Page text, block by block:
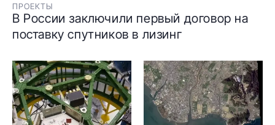
ПРОЕКТЫ
В России заключили первый договор на
поставку спутников в лизинг